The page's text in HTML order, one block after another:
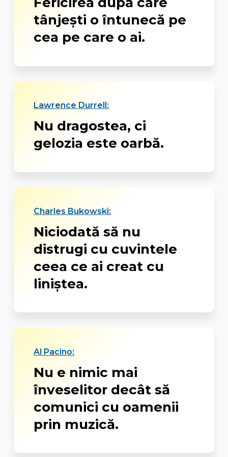
tânjești o întunecă pe
cea pe care o ai.
Lawrence Durrell:
Nu dragostea, ci
gelozia este oarbă.
Charles Bukowski:
Niciodată să nu
distrugi cu cuvintele
ceea ce ai creat cu
liniştea.
Al Pacino:
Nu e nimic mai
înveselitor decât să
comunici cu oamenii
prin muzică.